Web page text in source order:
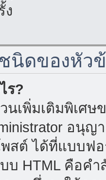
ง
นิดของหัว
ร?
นเพิ่มเติมพิเศ
อนุ
สต์ ได้ที่แบบฟ
บ HTML คือคำ